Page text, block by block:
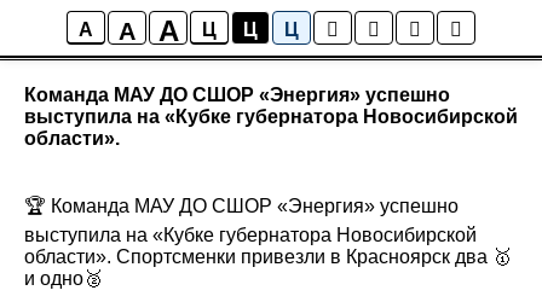
A A A Ц Ц Ц
Новости
Команда МАУ ДО СШОР «Энергия» успешно
выступила на «Кубке губернатора Новосибирской
области».
🏆 Команда МАУ ДО СШОР «Энергия» успешно
выступила на «Кубке губернатора Новосибирской
области». Спортсменки привезли в Красноярск два 🥇
и одно🥈